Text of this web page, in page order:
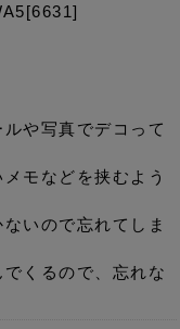
や写真でデコって
モなどを挟むよう
いので忘れてしま
くるので、忘れな